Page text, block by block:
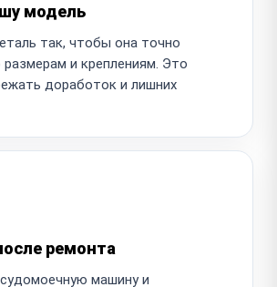
модель
так, чтобы она точно
и креплениям. Это
доработок и лишних
ремонта
машину и